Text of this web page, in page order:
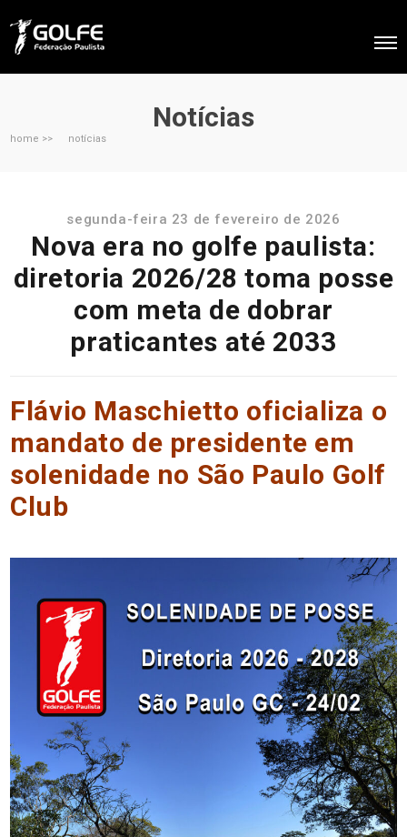
Notícias
home >> notícias
segunda-feira 23 de fevereiro de 2026
Nova era no golfe paulista:
diretoria 2026/28 toma posse
com meta de dobrar
praticantes até 2033
Flávio Maschietto oficializa o
mandato de presidente em
solenidade no São Paulo Golf
Club